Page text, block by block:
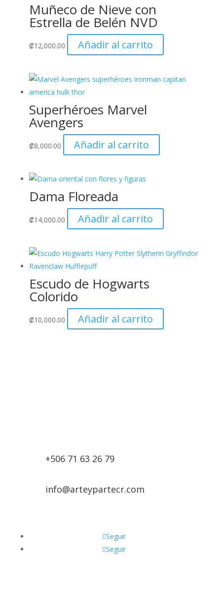
Muñeco de Nieve con
Estrella de Belén NVD
₡12,000.00 Añadir al carrito
Superhéroes Marvel
Avengers
₡8,000.00 Añadir al carrito
Dama Floreada
₡14,000.00 Añadir al carrito
Escudo de Hogwarts
Colorido
₡10,000.00 Añadir al carrito
+506 71 63 26 79
info@arteypartecr.com
Seguir
Seguir